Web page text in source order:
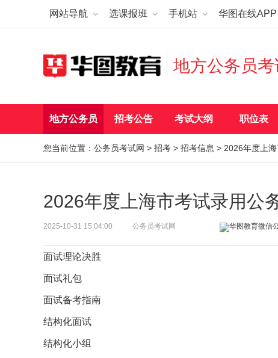
网站导航 选课报班 手机站 华图在线APP
地方公务员考
地方公务员 招考公告 考试大纲 职位表
您当前位置： 公务员考试网 > 招考 > 招考信息 > 2026年度上
2026年度上海市考试录用公
2025-10-31 15:04:00 公务员考试网
面试理论决胜
面试礼包
面试备考指南
结构化面试
结构化小组